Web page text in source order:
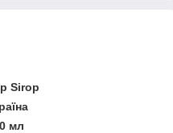
Sirop
мл